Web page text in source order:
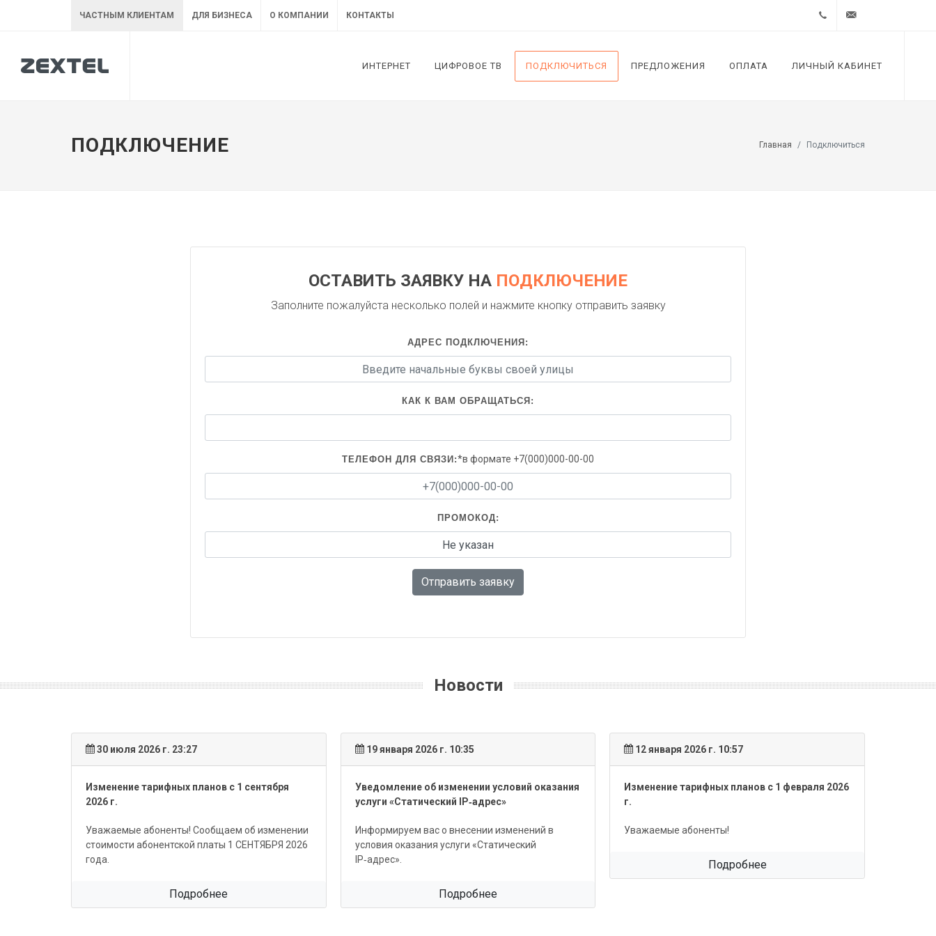
ЧАСТНЫМ КЛИЕНТАМ ДЛЯ БИЗНЕСА О КОМПАНИИ КОНТАКТЫ
ИНТЕРНЕТ
ЦИФРОВОЕ ТВ ПОДКЛЮЧИТЬСЯ ПРЕДЛОЖЕНИЯ ОПЛАТА ЛИЧНЫЙ КАБИНЕТ
ПОДКЛЮЧЕНИЕ Главная Подключиться
ОСТАВИТЬ ЗАЯВКУ НА ПОДКЛЮЧЕНИЕ
Заполните пожалуйста несколько полей и нажмите кнопку отправить заявку
АДРЕС ПОДКЛЮЧЕНИЯ:
КАК К ВАМ ОБРАЩАТЬСЯ:
ТЕЛЕФОН ДЛЯ СВЯЗИ:*в формате +7(000)000-00-00
ПРОМОКОД:
Отправить заявку
Новости
30 июля 2026 г. 23:27
Изменение тарифных планов с 1 сентября
2026 г.
Уважаемые абоненты! Сообщаем об изменении
стоимости абонентской платы 1 СЕНТЯБРЯ 2026
года.
Подробнее
19 января 2026 г. 10:35
Уведомление об изменении условий оказания
услуги «Статический IP‑адрес»
Информируем вас о внесении изменений в
условия оказания услуги «Статический
IP‑адрес».
Подробнее
12 января 2026 г. 10:57
Изменение тарифных планов с 1 февраля 2026
г.
Уважаемые абоненты!
Подробнее